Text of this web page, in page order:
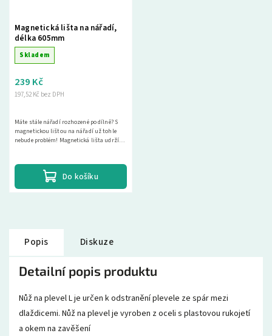
Magnetická lišta na nářadí,
délka 605mm
Skladem
197,52 Kč bez DPH
239 Kč
Do košíku
Máte stále nářadí rozhozené po dílně? S
magnetickou lištou na nářadí už tohle
nebude problém! Magnetická lišta udrží
Popis Diskuze
Detailní popis produktu
Nůž na plevel L je určen k odstranění plevele ze spár mezi
dlaždicemi. Nůž na plevel je vyroben z oceli s plastovou rukojetí
a okem na zavěšení